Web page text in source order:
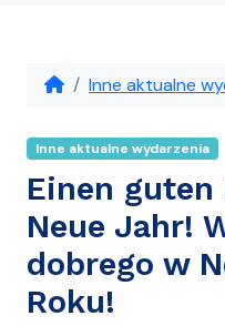
Inne aktualne
Inne aktualne wydarzenia
Einen
Neue Jahr!
dobrego w
Roku!